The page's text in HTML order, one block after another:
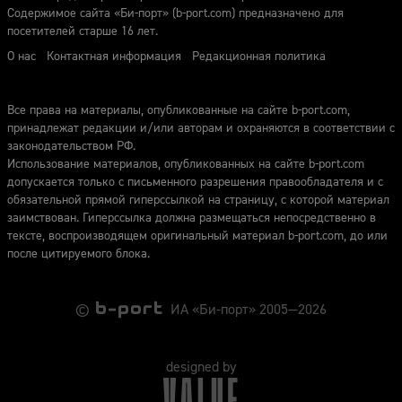
Содержимое сайта «Би-порт» (b-port.com) предназначено для
посетителей старше 16 лет.
О нас
Контактная информация Редакционная политика
Все права на материалы, опубликованные на сайте b-port.com,
принадлежат редакции и/или авторам и охраняются в соответствии с
законодательством РФ.
Использование материалов, опубликованных на сайте b-port.com
допускается только с письменного разрешения правообладателя и с
обязательной прямой гиперссылкой на страницу, с которой материал
заимствован. Гиперссылка должна размещаться непосредственно в
тексте, воспроизводящем оригинальный материал b-port.com, до или
после цитируемого блока.
© ИА «Би-порт» 2005—2026
designed by